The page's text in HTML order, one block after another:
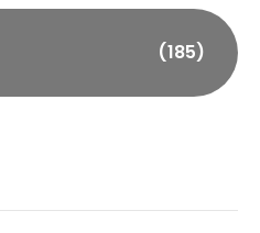
(185)